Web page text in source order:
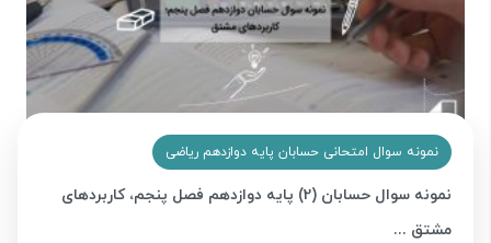
نمونه سوال امتحانی حسابان پایه دوازدهم ریاضی
نمونه سوال حسابان (2) پایه دوازدهم فصل پنجم، کاربردهای
مشتق ...